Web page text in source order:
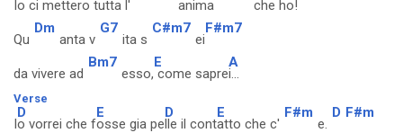
Io ci mettero tutta l' anima che ho!
Qu
Dm
anta v
G7
ita s
C#m7
ei
F#m7
da vivere ad
Bm7
esso,
E
come sapre
A
i...
Verse
I
D
o vorrei che f
E
osse gia pe
D
lle il cont
E
atto che c'
F#m
e.
D F#m